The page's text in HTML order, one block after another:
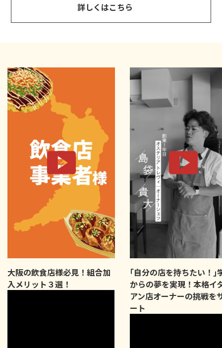
詳しくはこちら
大阪の飲食店様必見！組合加
入メリット３選！
｢自分の店を持ちたい！｣
からの夢を実現！本格イ
アン店オーナーの挑戦を
ート